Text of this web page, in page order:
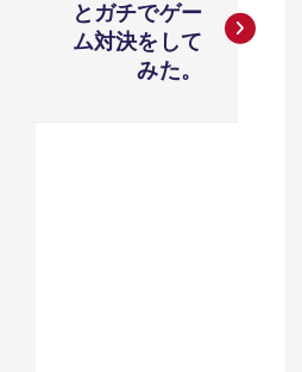
とガチでゲー
ム対決をして
みた。